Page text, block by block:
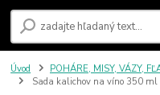
Úvod POHÁRE, MISY, VÁZY,
Sada kalichov na víno 350 ml